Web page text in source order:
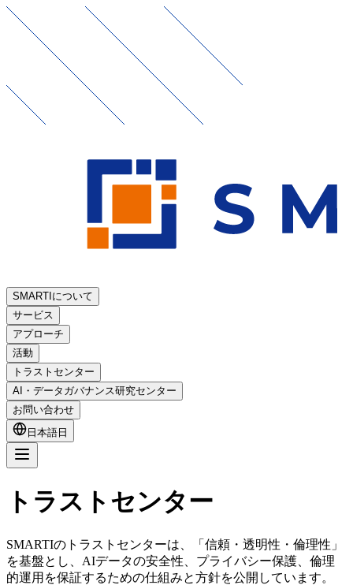
SMARTIについて
サービス
アプローチ
活動
トラストセンター
AI・データガバナンス研究センター
お問い合わせ
日本語 日
トラストセンター
SMARTIのトラストセンターは、「信頼・透明性・倫理性」
を基盤とし、AIデータの安全性、プライバシー保護、倫理
的運用を保証するための仕組みと方針を公開しています。